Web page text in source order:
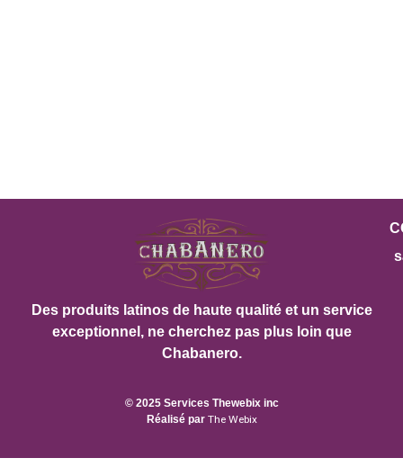
Des produits latinos de haute qualité et un service
exceptionnel, ne cherchez pas plus loin que
Chabanero.
© 2025 Services Thewebix inc
Réalisé par The Webix